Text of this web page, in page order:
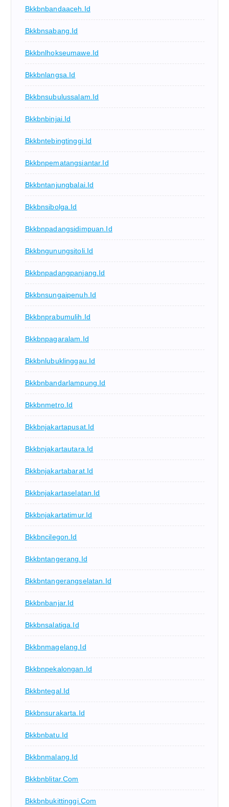
Bkkbnbandaaceh.id
Bkkbnsabang.id
Bkkbnlhokseumawe.id
Bkkbnlangsa.id
Bkkbnsubulussalam.id
Bkkbnbinjai.id
Bkkbntebingtinggi.id
Bkkbnpematangsiantar.id
Bkkbntanjungbalai.id
Bkkbnsibolga.id
Bkkbnpadangsidimpuan.id
Bkkbngunungsitoli.id
Bkkbnpadangpanjang.id
Bkkbnsungaipenuh.id
Bkkbnprabumulih.id
Bkkbnpagaralam.id
Bkkbnlubuklinggau.id
Bkkbnbandarlampung.id
Bkkbnmetro.id
Bkkbnjakartapusat.id
Bkkbnjakartautara.id
Bkkbnjakartabarat.id
Bkkbnjakartaselatan.id
Bkkbnjakartatimur.id
Bkkbncilegon.id
Bkkbntangerang.id
Bkkbntangerangselatan.id
Bkkbnbanjar.id
Bkkbnsalatiga.id
Bkkbnmagelang.id
Bkkbnpekalongan.id
Bkkbntegal.id
Bkkbnsurakarta.id
Bkkbnbatu.id
Bkkbnmalang.id
Bkkbnblitar.com
Bkkbnbukittinggi.com